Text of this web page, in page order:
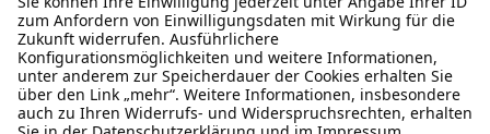
WhatsApp Support
+49 1520 8997191
Tritt unserem Newsletter bei